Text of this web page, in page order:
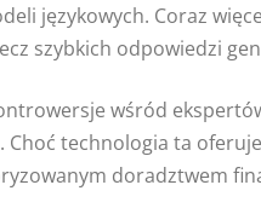
językowych. Coraz
szybkich odpowiedzi
wśród
technologia ta
doradztwem